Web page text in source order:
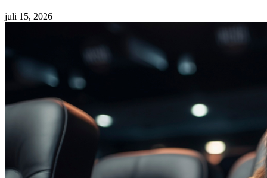
juli 15, 2026